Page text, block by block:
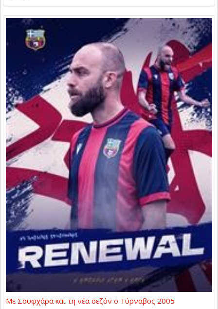
Με Σουφχάρα και τη νέα σεζόν ο Τύρναβος 2005